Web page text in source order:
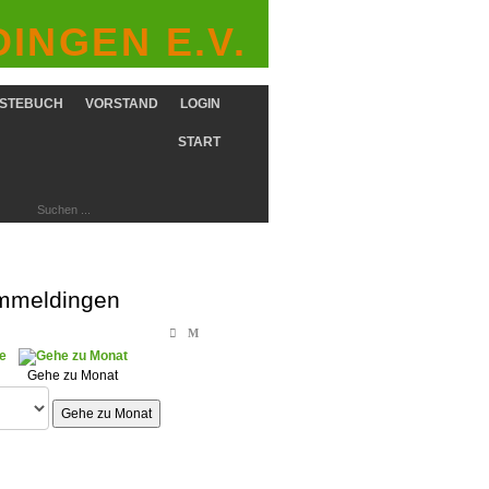
E.V.
LOGIN
VORSTAND
START
Gehe zu Monat
Gehe zu Monat